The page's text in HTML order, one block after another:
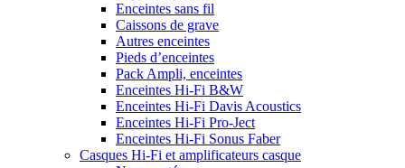
Enceintes sans fil
Caissons de grave
Autres enceintes
Pieds d’enceintes
Pack Ampli, enceintes
Enceintes Hi-Fi B&W
Enceintes Hi-Fi Davis Acoustics
Enceintes Hi-Fi Pro-Ject
Enceintes Hi-Fi Sonus Faber
Casques Hi-Fi et amplificateurs casque